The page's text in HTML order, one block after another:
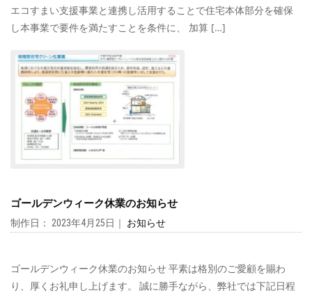
エコすまい支援事業と連携し活用することで住宅本体部分を確保
し本事業で要件を満たすことを条件に、 加算 […]
ゴールデンウィーク休業のお知らせ
制作日： 2023年4月25日｜ お知らせ
ゴールデンウィーク休業のお知らせ 平素は格別のご愛顧を賜わ
り、厚くお礼申し上げます。 誠に勝手ながら、弊社では下記日程